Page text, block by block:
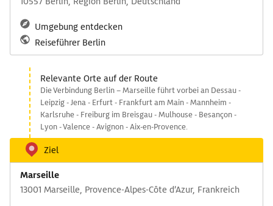
Umgebung entdecken
Reiseführer Berlin
Relevante Orte auf der Route
Die Verbindung Berlin – Marseille führt vorbei an Dessau -
Leipzig - Jena - Erfurt - Frankfurt am Main - Mannheim -
Karlsruhe - Freiburg im Breisgau - Mulhouse - Besançon -
Lyon - Valence - Avignon - Aix-en-Provence.
Ziel
Marseille
13001 Marseille, Provence-Alpes-Côte d’Azur, Frankreich